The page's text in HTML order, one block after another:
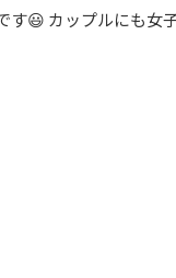
😃 カップルにも女子